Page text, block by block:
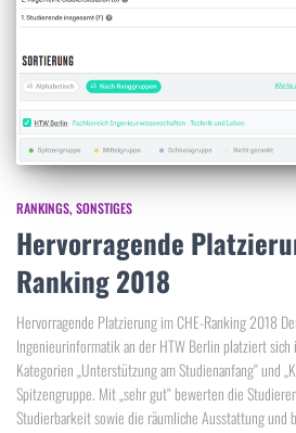
RANKINGS SONSTIGES
Hervorragende
Ranking 2018
Hervorragende Platzierung im CHE-Ranking 2018
Ingenieurinformatik an der HTW Berlin platziert sich
Kategorien „Unterstützung am Studienanfang“ und
Spitzengruppe. Mit „sehr gut“ bewerten die
Studierbarkeit sowie die räumliche Ausstattung und